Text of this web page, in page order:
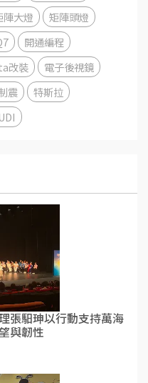
陣大燈
矩陣頭燈
開通編程
改裝
電子後視鏡
震
特斯拉
張馹珅以行動支持萬海
與韌性